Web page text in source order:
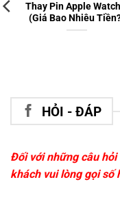
Thay Pin Apple
(Giá Bao Nhiêu
HỎI - ĐÁP
Đối với những câu
khách vui lòng gọi số